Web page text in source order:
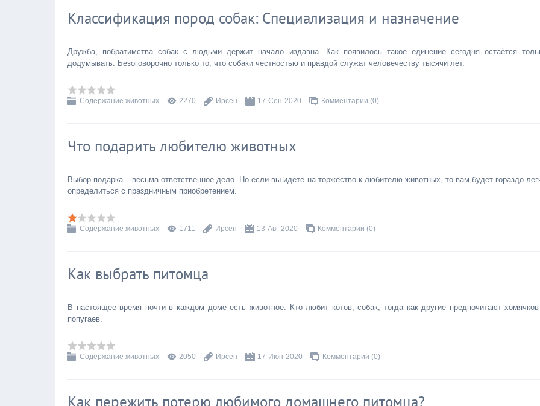
Классификация пород собак: Специализация и назначение
Дружба, побратимства собак с людьми держит начало издавна. Как появилось такое единение сегодня остаётся
додумывать. Безоговорочно только то, что собаки честностью и правдой служат человечеству тысячи лет.
Содержание животных 2270 Ирсен 17-Сен-2020 Комментарии (0)
Что подарить любителю животных
Выбор подарка – весьма ответственное дело. Но если вы идете на торжество к любителю животных, то вам будет гораздо
определиться с праздничным приобретением.
Содержание животных 1711 Ирсен 13-Авг-2020 Комментарии (0)
Как выбрать питомца
В настоящее время почти в каждом доме есть животное. Кто любит котов, собак, тогда как другие предпочитают
попугаев.
Содержание животных 2050 Ирсен 17-Июн-2020 Комментарии (0)
Как пережить потерю любимого домашнего питомца?